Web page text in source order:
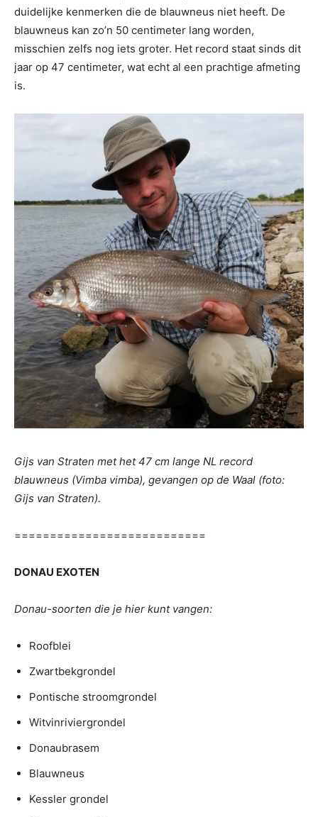
duidelijke kenmerken die de blauwneus niet heeft. De
blauwneus kan zo’n 50 centimeter lang worden,
misschien zelfs nog iets groter. Het record staat sinds dit
jaar op 47 centimeter, wat echt al een prachtige afmeting
is.
Gijs van Straten met het 47 cm lange NL record
blauwneus (Vimba vimba), gevangen op de Waal (foto:
Gijs van Straten).
===========================
DONAU EXOTEN
Donau-soorten die je hier kunt vangen:
Roofblei
Zwartbekgrondel
Pontische stroomgrondel
Witvinriviergrondel
Donaubrasem
Blauwneus
Kessler grondel